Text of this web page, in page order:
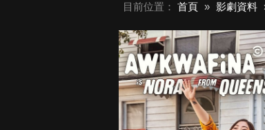
目前位置： 首頁 影劇資料